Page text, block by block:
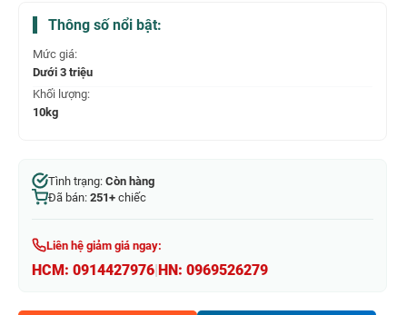
Thông số nổi bật:
Mức giá:
Dưới 3 triệu
Khối lượng:
10kg
Tình trạng: Còn hàng
Đã bán: 251+ chiếc
Liên hệ giảm giá ngay:
HCM: 0914427976 HN: 0969526279